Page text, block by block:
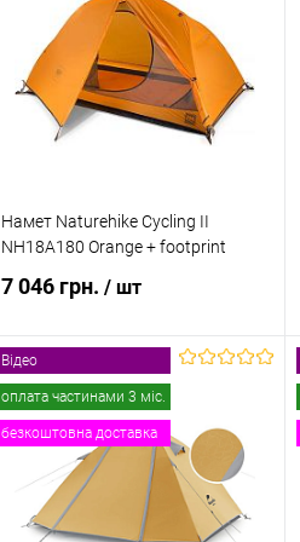
Купити в 1 клік
До
порівняння
В обране В наявності
Намет Naturehike Cycling II
NH18A180 Orange + footprint
7 046 грн. / шт
Повідомити про наявність
Купити в 1 клік
До
порівняння
В обране Недоступно
Відео
оплата частинами 3 міс.
безкоштовна доставка